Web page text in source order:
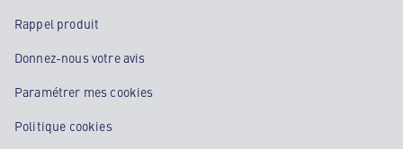
Rappel produit
Donnez-nous votre avis
Paramétrer mes cookies
Politique cookies